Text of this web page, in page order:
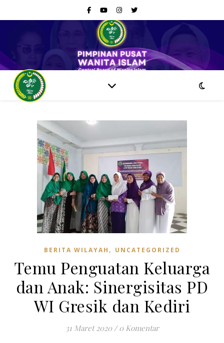
BERITA WILAYAH , UNCATEGORIZED
Temu Penguatan Keluarga
dan Anak: Sinergisitas PD
WI Gresik dan Kediri
31 Maret 2020 / 0 Komentar